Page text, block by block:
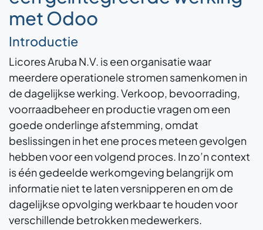
met Odoo
Introductie
Licores Aruba N.V. is een organisatie waar
meerdere operationele stromen samenkomen in
de dagelijkse werking. Verkoop, bevoorrading,
voorraadbeheer en productie vragen om een
goede onderlinge afstemming, omdat
beslissingen in het ene proces meteen gevolgen
hebben voor een volgend proces. In zo’n context
is één gedeelde werkomgeving belangrijk om
informatie niet te laten versnipperen en om de
dagelijkse opvolging werkbaar te houden voor
verschillende betrokken medewerkers.